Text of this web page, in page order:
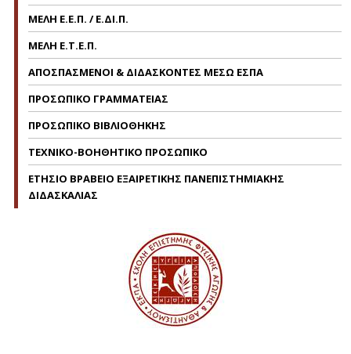
ΜΕΛΗ Ε.Ε.Π. / Ε.ΔΙ.Π.
ΜΕΛΗ Ε.Τ.Ε.Π.
ΑΠΟΣΠΑΣΜΕΝΟΙ & ΔΙΔΑΣΚΟΝΤΕΣ ΜΕΣΩ ΕΣΠΑ
ΠΡΟΣΩΠΙΚΟ ΓΡΑΜΜΑΤΕΙΑΣ
ΠΡΟΣΩΠΙΚΟ ΒΙΒΛΙΟΘΗΚΗΣ
ΤΕΧΝΙΚΟ-ΒΟΗΘΗΤΙΚΟ ΠΡΟΣΩΠΙΚΟ
ΕΤΗΣΙΟ ΒΡΑΒΕΙΟ ΕΞΑΙΡΕΤΙΚΗΣ ΠΑΝΕΠΙΣΤΗΜΙΑΚΗΣ
ΔΙΔΑΣΚΑΛΙΑΣ